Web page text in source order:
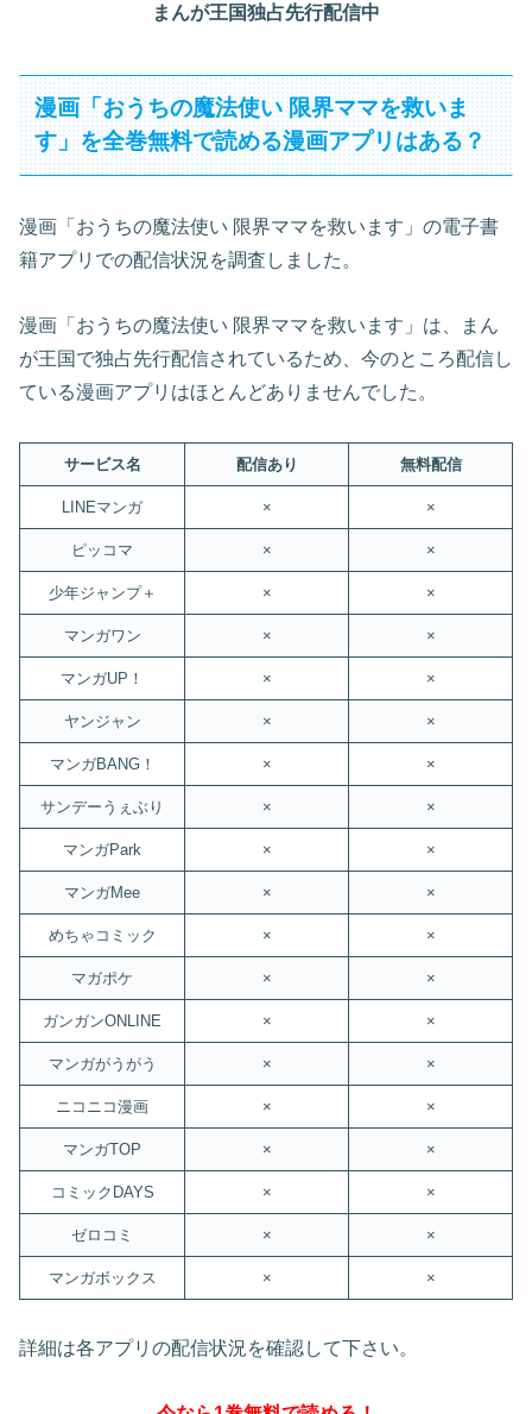
まんが王国独占先行配信中
漫画「おうちの魔法使い 限界ママを救いま
す」を全巻無料で読める漫画アプリはある？
漫画「おうちの魔法使い 限界ママを救います」の電子書
籍アプリでの配信状況を調査しました。
漫画「おうちの魔法使い 限界ママを救います」は、まん
が王国で独占先行配信されているため、今のところ配信し
ている漫画アプリはほとんどありませんでした。
サービス名 配信あり 無料配信
LINEマンガ × ×
ピッコマ × ×
少年ジャンプ＋ × ×
マンガワン × ×
マンガUP！ × ×
ヤンジャン × ×
マンガBANG！ × ×
サンデーうぇぶり × ×
マンガPark × ×
マンガMee × ×
めちゃコミック × ×
マガポケ × ×
ガンガンONLINE × ×
マンガがうがう × ×
ニコニコ漫画 × ×
マンガTOP × ×
コミックDAYS × ×
ゼロコミ × ×
マンガボックス × ×
詳細は各アプリの配信状況を確認して下さい。